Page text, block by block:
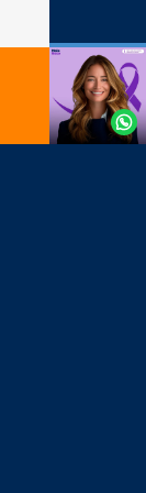
Agende
Whatsapp